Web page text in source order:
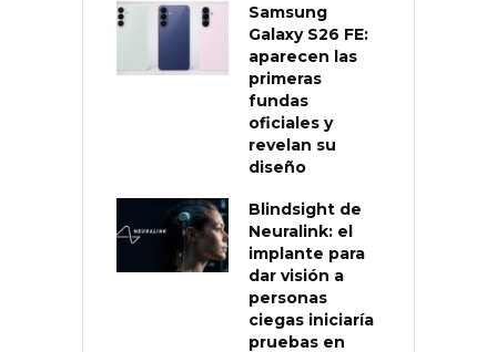
Samsung
Galaxy S26 FE:
aparecen las
primeras
fundas
oficiales y
revelan su
diseño
Blindsight de
Neuralink: el
implante para
dar visión a
personas
ciegas iniciaría
pruebas en